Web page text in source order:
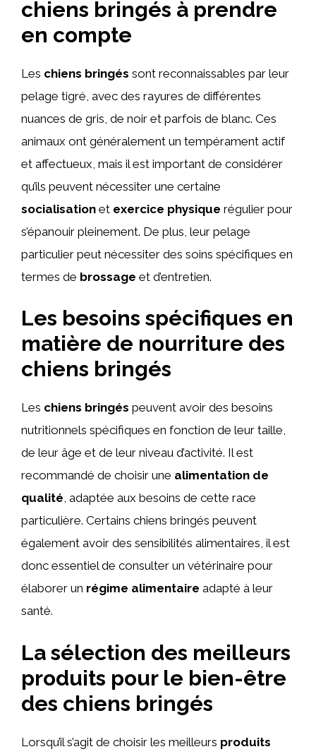
chiens bringés à prendre
en compte
Les chiens bringés sont reconnaissables par leur
pelage tigré, avec des rayures de différentes
nuances de gris, de noir et parfois de blanc. Ces
animaux ont généralement un tempérament actif
et affectueux, mais il est important de considérer
qu’ils peuvent nécessiter une certaine
socialisation et exercice physique régulier pour
s’épanouir pleinement. De plus, leur pelage
particulier peut nécessiter des soins spécifiques en
termes de brossage et d’entretien.
Les besoins spécifiques en
matière de nourriture des
chiens bringés
Les chiens bringés peuvent avoir des besoins
nutritionnels spécifiques en fonction de leur taille,
de leur âge et de leur niveau d’activité. Il est
recommandé de choisir une alimentation de
qualité, adaptée aux besoins de cette race
particulière. Certains chiens bringés peuvent
également avoir des sensibilités alimentaires, il est
donc essentiel de consulter un vétérinaire pour
élaborer un régime alimentaire adapté à leur
santé.
La sélection des meilleurs
produits pour le bien-être
des chiens bringés
Lorsqu’il s’agit de choisir les meilleurs produits